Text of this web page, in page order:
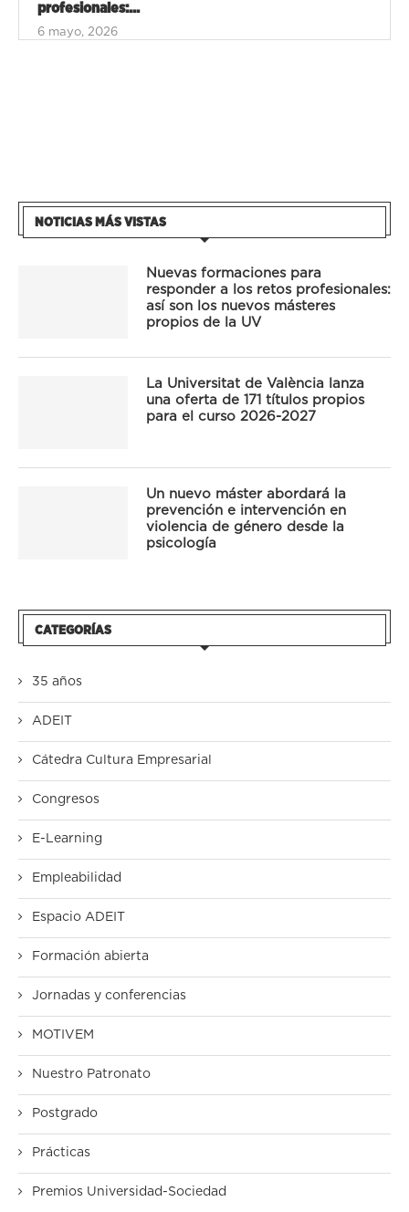
profesionales:...
6 mayo, 2026
NOTICIAS MÁS VISTAS
Nuevas formaciones para
responder a los retos profesionales:
así son los nuevos másteres
propios de la UV
La Universitat de València lanza
una oferta de 171 títulos propios
para el curso 2026-2027
Un nuevo máster abordará la
prevención e intervención en
violencia de género desde la
psicología
CATEGORÍAS
35 años
ADEIT
Cátedra Cultura Empresarial
Congresos
E-Learning
Empleabilidad
Espacio ADEIT
Formación abierta
Jornadas y conferencias
MOTIVEM
Nuestro Patronato
Postgrado
Prácticas
Premios Universidad-Sociedad